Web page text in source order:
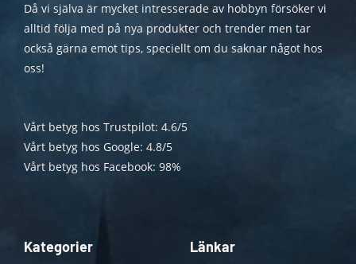
Då vi själva är mycket intresserade av hobbyn försöker vi
alltid följa med på nya produkter och trender men tar
också gärna emot tips, speciellt om du saknar något hos
oss!
Vårt betyg hos Trustpilot: 4.6/5
Vårt betyg hos Google: 4.8/5
Vårt betyg hos Facebook: 98%
Kategorier Länkar